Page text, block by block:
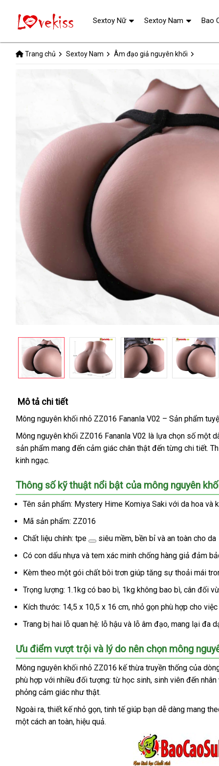
Trang chủ Sextoy Nam Âm đạo giả nguyên khối
Mô tả chi tiết
Mông nguyên khối nhỏ ZZ016 Fananla V02 – Sản phẩm
Mông nguyên khối ZZ016 Fananla V02 là lựa chọn số một
sản phẩm mang đến cảm giác chân thật đến từng chi tiết.
kinh ngạc.
Thông số kỹ thuật nổi bật của mông nguyên
Tên sản phẩm: Mystery Hime Komiya Saki với da hoa và
Mã sản phẩm: ZZ016
Chất liệu chính: tpe
siêu mềm, bền bỉ và an toàn cho da
Có con dấu nhựa và tem xác minh chống hàng giả đảm
Kèm theo một gói chất bôi trơn giúp tăng sự thoải mái
Trọng lượng: 1.1kg có bao bì, 1kg không bao bì, cân đối
Kích thước: 14,5 x 10,5 x 16 cm, nhỏ gọn phù hợp cho
Trang bị hai lỗ quan hệ: lỗ hậu và lỗ âm đạo, mang lại đa
Ưu điểm vượt trội và lý do nên chọn mông
Mông nguyên khối nhỏ ZZ016 kế thừa truyền thống của
phù hợp với nhiều đối tượng: từ học sinh, sinh viên đến
phỏng cảm giác như thật.
Ngoài ra, thiết kế nhỏ gọn, tinh tế giúp bạn dễ dàng mang
một cách an toàn, hiệu quả.
Sextoy Nữ Sextoy Nam Bao